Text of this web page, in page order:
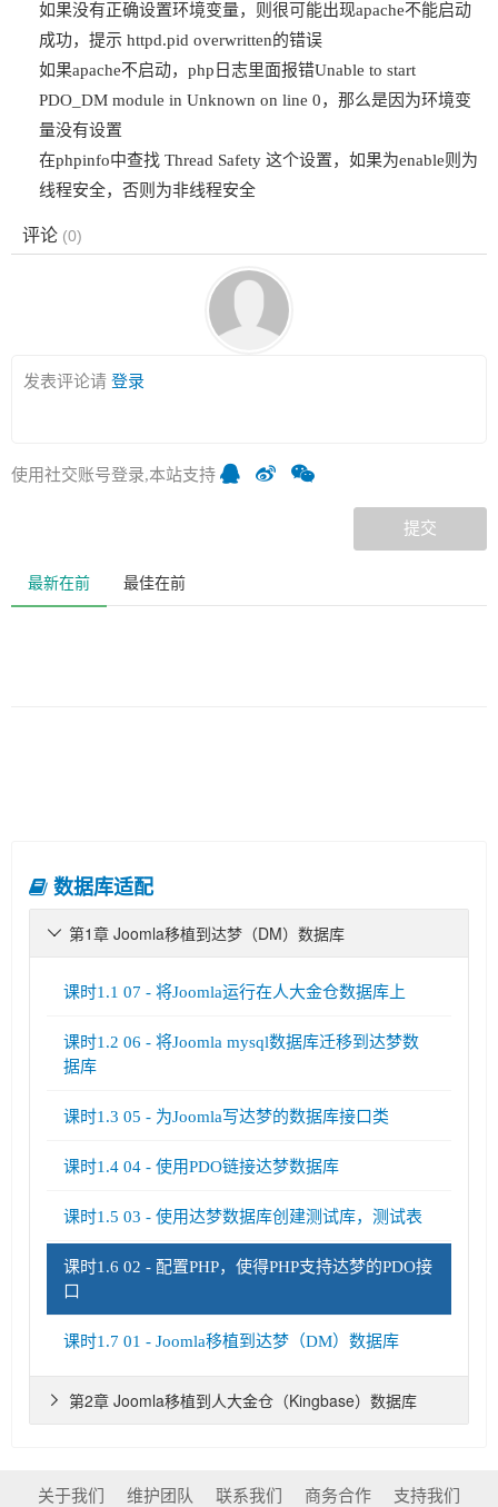
如果没有正确设置环境变量，则很可能出现apache不能启动
成功，提示 httpd.pid overwritten的错误
如果apache不启动，php日志里面报错Unable to start
PDO_DM module in Unknown on line 0，那么是因为环境变
量没有设置
在phpinfo中查找 Thread Safety 这个设置，如果为enable则为
线程安全，否则为非线程安全
评论 (0)
发表评论请 登录
使用社交账号登录,本站支持
提交
最新在前 最佳在前
数据库适配
第1章 Joomla移植到达梦（DM）数据库

课时1.1 07 - 将Joomla运行在人大金仓数据库上
课时1.2 06 - 将Joomla mysql数据库迁移到达梦数
据库
课时1.3 05 - 为Joomla写达梦的数据库接口类
课时1.4 04 - 使用PDO链接达梦数据库
课时1.5 03 - 使用达梦数据库创建测试库，测试表
课时1.6 02 - 配置PHP，使得PHP支持达梦的PDO接
口
课时1.7 01 - Joomla移植到达梦（DM）数据库
第2章 Joomla移植到人大金仓（Kingbase）数据库

关于我们 维护团队 联系我们 商务合作 支持我们